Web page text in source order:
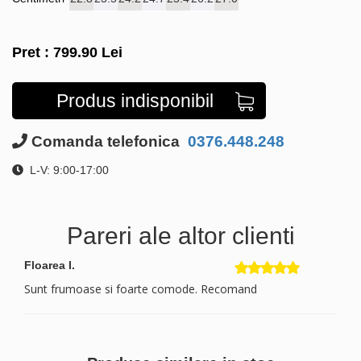
Pret : 799.90 Lei
Produs indisponibil
Comanda telefonica 0376.448.248
L-V: 9:00-17:00
Pareri ale altor clienti
Floarea I.
Sunt frumoase si foarte comode. Recomand